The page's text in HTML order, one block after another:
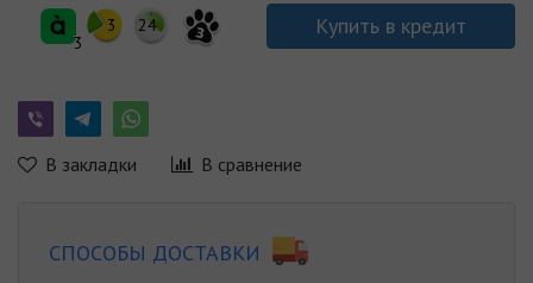
3
3 24 3 Купить в кредит
В закладки В сравнение
СПОСОБЫ ДОСТАВКИ